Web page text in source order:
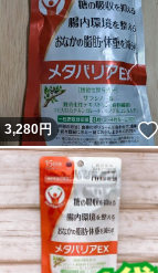
3,280円